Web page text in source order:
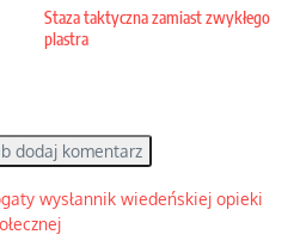
Staza taktyczna zamiast zwykłego
plastra
dodaj komentarz
wysłannik wiedeńskiej opieki